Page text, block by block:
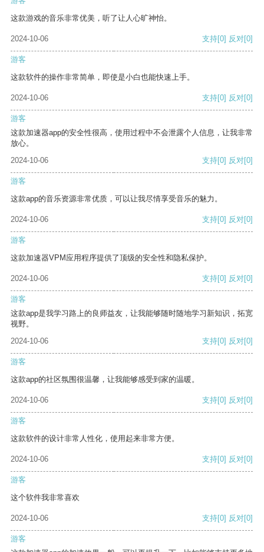
这款游戏的音乐非常优美，听了让人心旷神怡。
2024-10-06 支持[0] 反对[0]
游客
这款软件的操作非常简单，即使是小白也能快速上手。
2024-10-06 支持[0] 反对[0]
游客
这款加速器app的安全性很高，使用过程中不会泄露个人信息，让我非常
放心。
2024-10-06
支持[0] 反对[0]
游客
这款app的音乐资源非常优质，可以让我尽情享受音乐的魅力。
2024-10-06 支持[0] 反对[0]
游客
这款加速器VPM应用程序提供了顶级的安全性和隐私保护。
2024-10-06 支持[0] 反对[0]
游客
这款app是我学习路上的良师益友，让我能够随时随地学习新知识，拓宽
视野。
2024-10-06
支持[0] 反对[0]
游客
这款app的社区氛围很温馨，让我能够感受到家的温暖。
2024-10-06 支持[0] 反对[0]
游客
这款软件的设计非常人性化，使用起来非常方便。
2024-10-06 支持[0] 反对[0]
游客
这个软件我非常喜欢
2024-10-06 支持[0] 反对[0]
游客